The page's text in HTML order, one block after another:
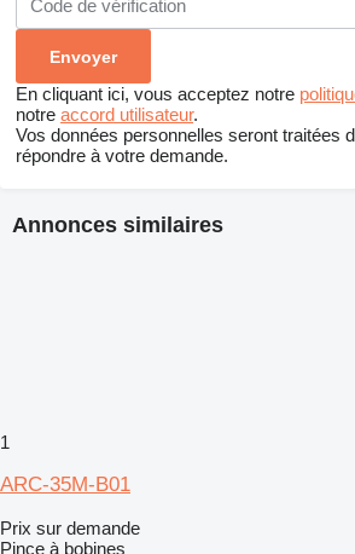
En cliquant ici, vous acceptez notre
notre accord utilisateur.
Vos données personnelles seront traitées
répondre à votre demande.
Annonces similaires
1
ARC-35M-B01
Prix sur demande
Pince à bobines